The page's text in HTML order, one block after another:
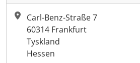
Carl-Benz-Straße 7
60314 Frankfurt
Tyskland
Hessen